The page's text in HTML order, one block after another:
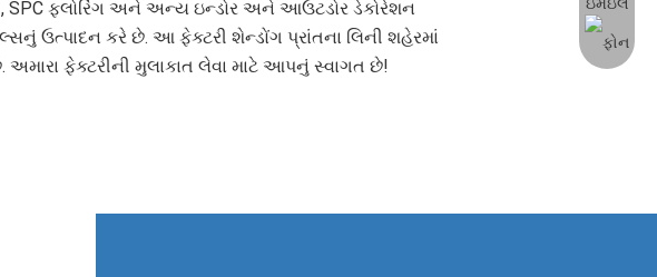
SPC ફ્લોરિંગ અને અન્ય ઇન્ડોર અને આઉટડોર ડેકોરેશન
ઉત્પાદન કરે છે. આ ફેક્ટરી શેન્ડોંગ પ્રાંતના લિની શહેરમાં
અમારા ફેક્ટરીની મુલાકાત લેવા માટે આપનું સ્વાગત છે!